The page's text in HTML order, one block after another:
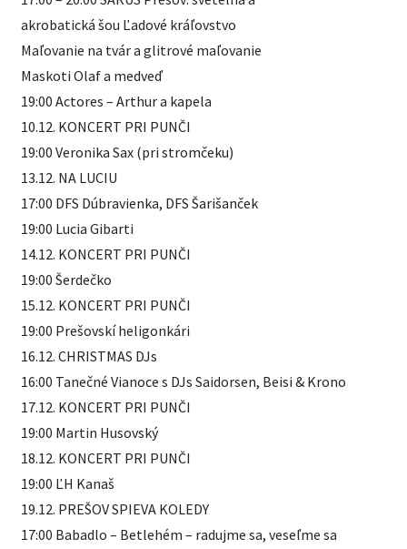
akrobatická šou Ľadové kráľovstvo
Maľovanie na tvár a glitrové maľovanie
Maskoti Olaf a medveď
19:00 Actores – Arthur a kapela
10.12. KONCERT PRI PUNČI
19:00 Veronika Sax (pri stromčeku)
13.12. NA LUCIU
17:00 DFS Dúbravienka, DFS Šarišanček
19:00 Lucia Gibarti
14.12. KONCERT PRI PUNČI
19:00 Šerdečko
15.12. KONCERT PRI PUNČI
19:00 Prešovskí heligonkári
16.12. CHRISTMAS DJs
16:00 Tanečné Vianoce s DJs Saidorsen, Beisi & Krono
17.12. KONCERT PRI PUNČI
19:00 Martin Husovský
18.12. KONCERT PRI PUNČI
19:00 ĽH Kanaš
19.12. PREŠOV SPIEVA KOLEDY
17:00 Babadlo – Betlehém – radujme sa, veseľme sa